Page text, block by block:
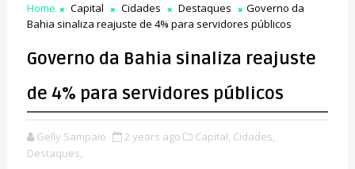
Home Capital Cidades Destaques
Governo da
Bahia sinaliza reajuste de 4% para servidores públicos
Governo da Bahia sinaliza reajuste
de 4% para servidores públicos
Gelly Sampaio 2 years ago Capital, Cidades,
Destaques,